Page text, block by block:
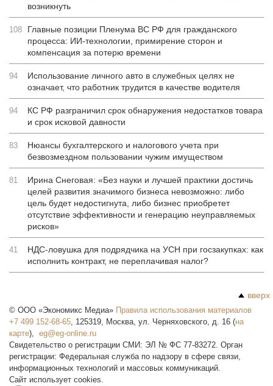
возникнуть
108
Главные позиции Пленума ВС РФ для гражданского
процесса: ИИ-технологии, примирение сторон и
компенсация за потерю времени
94
Использование личного авто в служебных целях не
означает, что работник трудится в качестве водителя
94
КС РФ разграничил срок обнаружения недостатков товара
и срок исковой давности
83
Нюансы бухгалтерского и налогового учета при
безвозмездном пользовании чужим имуществом
81
Ирина Снеговая: «Без науки и лучшей практики достичь
целей развития значимого бизнеса невозможно: либо
цель будет недостигнута, либо бизнес приобретет
отсутствие эффективности и генерацию неуправляемых
рисков»
41
НДС-ловушка для подрядчика на УСН при госзакупках: как
исполнить контракт, не переплачивая налог?
вверх
© ООО «Экономикс Медиа» Правила использования материалов
+7 499 152-68-65 125319 Москва ул. Черняховского, д. 16 (на
карте),
Свидетельство о регистрации СМИ: ЭЛ № ФС 77-83272. Орган
регистрации: Федеральная служба по надзору в сфере связи,
информационных технологий и массовых коммуникаций.
Сайт использует cookies.